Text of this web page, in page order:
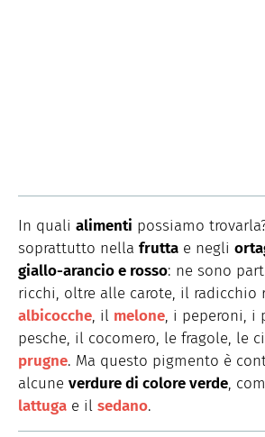
In quali alimenti possiamo
soprattutto nella frutta e negli
giallo-arancio e rosso: ne sono
ricchi, oltre alle carote, il radicchio
albicocche, il melone, i peperoni, i
pesche, il cocomero, le fragole, le
prugne. Ma questo pigmento è
alcune verdure di colore verde,
lattuga e il sedano.